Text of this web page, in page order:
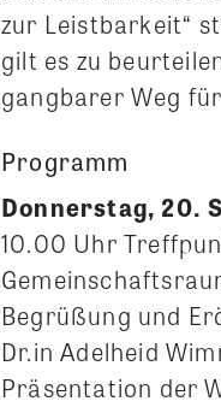
zur Leistbarkeit“
gilt es zu
gangbarer Weg
Programm
Donnerstag, 20.
10.00 Uhr
Begrüßung und
Dr.in Adelheid
Präsentation der